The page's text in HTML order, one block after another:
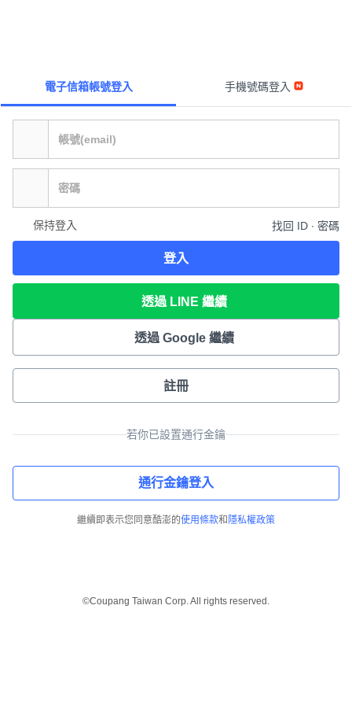
電子信箱帳號登入 手機號碼登入
保持登入 找回 ID ∙ 密碼
登入
透過 LINE 繼續
透過 Google 繼續
註冊
若你已設置通行金鑰
通行金鑰登入
繼續即表示您同意酷澎的使用條款和 隱私權政策
©Coupang Taiwan Corp. All rights reserved.